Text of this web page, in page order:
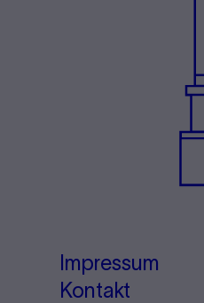
Impressum
Kontakt